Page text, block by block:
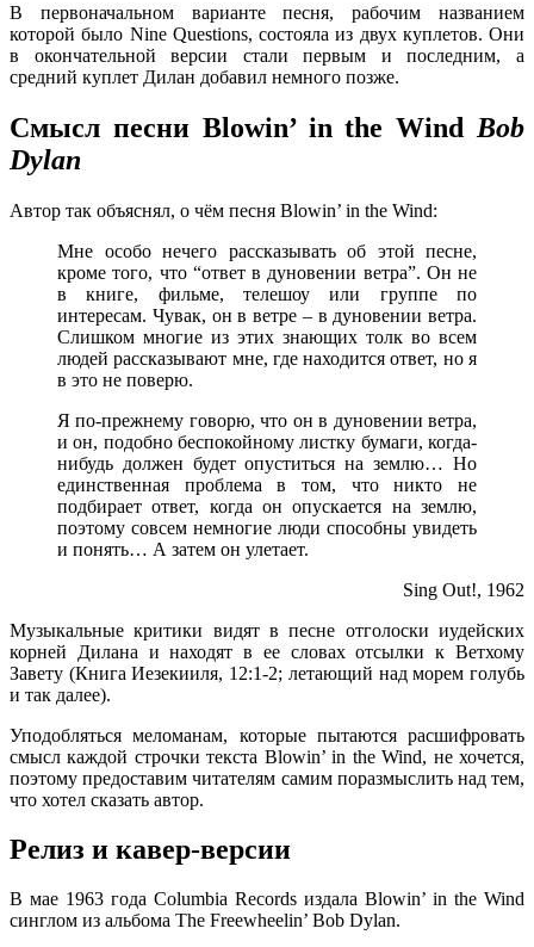
В первоначальном варианте песня, рабочим названием
которой было Nine Questions, состояла из двух куплетов. Они
в окончательной версии стали первым и последним, а
средний куплет Дилан добавил немного позже.
Смысл песни Blowin’ in the WindBob
Dylan
Автор так объяснял, о чём песня Blowin’ in the Wind:
Мне особо нечего рассказывать об этой песне,
кроме того, что “ответ в дуновении ветра”. Он не
в книге, фильме, телешоу или группе по
интересам. Чувак, он в ветре – в дуновении ветра.
Слишком многие из этих знающих толк во всем
людей рассказывают мне, где находится ответ, но я
в это не поверю.
Я по-прежнему говорю, что он в дуновении ветра,
и он, подобно беспокойному листку бумаги, когда-
нибудь должен будет опуститься на землю… Но
единственная проблема в том, что никто не
подбирает ответ, когда он опускается на землю,
поэтому совсем немногие люди способны увидеть
и понять… А затем он улетает.
Sing Out!, 1962
Музыкальные критики видят в песне отголоски иудейских
корней Дилана и находят в ее словах отсылки к Ветхому
Завету (Книга Иезекииля, 12:1-2; летающий над морем голубь
и так далее).
Уподобляться меломанам, которые пытаются расшифровать
смысл каждой строчки текста Blowin’ in the Wind, не хочется,
поэтому предоставим читателям самим поразмыслить над тем,
что хотел сказать автор.
Релиз и кавер-версии
В мае 1963 года Columbia Records издала Blowin’ in the Wind
синглом из альбома The Freewheelin’ Bob Dylan.